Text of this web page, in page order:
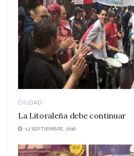
CIUDAD
La Litoraleña debe continuar
12 SEPTIEMBRE, 2016